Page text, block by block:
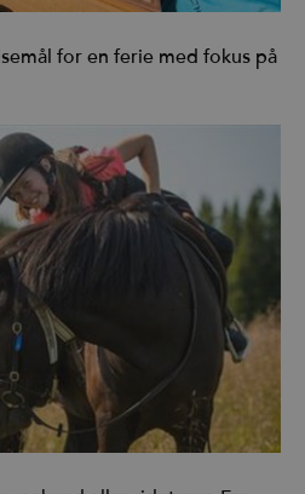
for en ferie med fokus på